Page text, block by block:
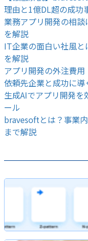
理由と1億DL超の成功
業務アプリ開発の相
を解説
IT企業の面白い社風
を解説
アプリ開発の外注費
依頼先企業と成功に
生成AIでアプリ開発
ール
bravesoftとは？事業
まで解説